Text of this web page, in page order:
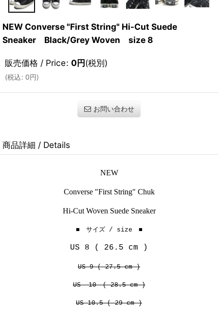
NEW Converse "First String" Hi-Cut Suede
Sneaker Black/Grey Woven size 8
販売価格 / Price: 0円(税別)
(税込: 0円)
お問い合わせ
商品詳細 / Details
NEW
Converse "First String" Chuk
Hi-Cut Woven Suede Sneaker
■ サイズ / size ■
US 8 ( 26.5 cm )
US 9 ( 27.5 cm )
US 10 ( 28.5 cm )
US 10.5 ( 29 cm )